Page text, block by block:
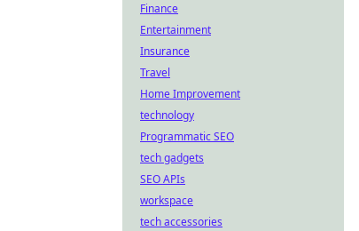
Finance
Entertainment
Insurance
Travel
Home Improvement
technology
Programmatic SEO
tech gadgets
SEO APIs
workspace
tech accessories